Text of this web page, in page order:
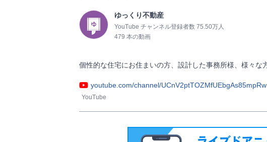
ゆっくり不動産
YouTube チャンネル登録者数 75.50万人
479 本の動画
youtube.com/channel/UCnV2ptTOZMfUEbgAs85mpRw
YouTube